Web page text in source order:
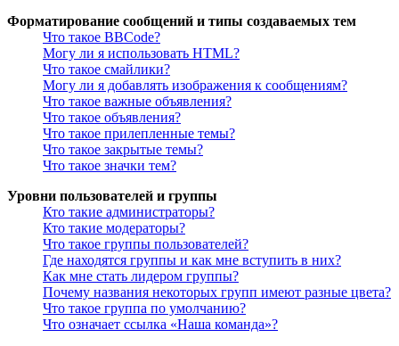
Форматирование сообщений и типы создаваемых тем
Что такое BBCode?
Могу ли я использовать HTML?
Что такое смайлики?
Могу ли я добавлять изображения к сообщениям?
Что такое важные объявления?
Что такое объявления?
Что такое прилепленные темы?
Что такое закрытые темы?
Что такое значки тем?
Уровни пользователей и группы
Кто такие администраторы?
Кто такие модераторы?
Что такое группы пользователей?
Где находятся группы и как мне вступить в них?
Как мне стать лидером группы?
Почему названия некоторых групп имеют разные цвета?
Что такое группа по умолчанию?
Что означает ссылка «Наша команда»?